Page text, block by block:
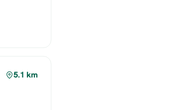
5.1 km